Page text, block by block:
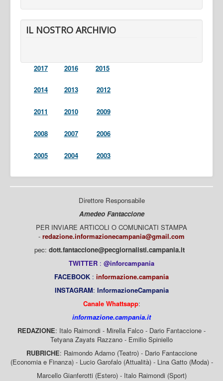
IL NOSTRO ARCHIVIO
2017 2016 2015
2014 2013 2012
2011 2010 2009
2008 2007 2006
2005 2004 2003
Direttore Responsabile
Amedeo Fantaccione
PER INVIARE ARTICOLI O COMUNICATI STAMPA
- redazione.informazionecampania@gmail.com
pec: dott.fantaccione@pecgiornalisti.campania.it
TWITTER : @inforcampania
FACEBOOK : informazione.campania
INSTAGRAM: InformazioneCampania
Canale Whattsapp:
informazione.campania.it
REDAZIONE: Italo Raimondi - Mirella Falco - Dario Fantaccione -
Tetyana Zayats Razzano - Emilio Spiniello
RUBRICHE: Raimondo Adamo (Teatro) - Dario Fantaccione
(Economia e Finanza) - Lucio Garofalo (Attualità) - Lina Gatto (Moda) -
Marcello Gianferotti (Estero) - Italo Raimondi (Sport)